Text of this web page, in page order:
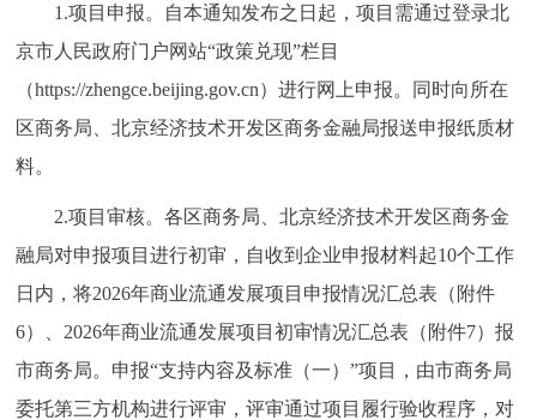
1.项目申报。自本通知发布之日起，项目需通过登录北
京市人民政府门户网站“政策兑现”栏目
（https://zhengce.beijing.gov.cn）进行网上申报。同时向所在
区商务局、北京经济技术开发区商务金融局报送申报纸质材
料。
2.项目审核。各区商务局、北京经济技术开发区商务金
融局对申报项目进行初审，自收到企业申报材料起10个工作
日内，将2026年商业流通发展项目申报情况汇总表（附件
6）、2026年商业流通发展项目初审情况汇总表（附件7）报
市商务局。申报“支持内容及标准（一）”项目，由市商务局
委托第三方机构进行评审，评审通过项目履行验收程序，对